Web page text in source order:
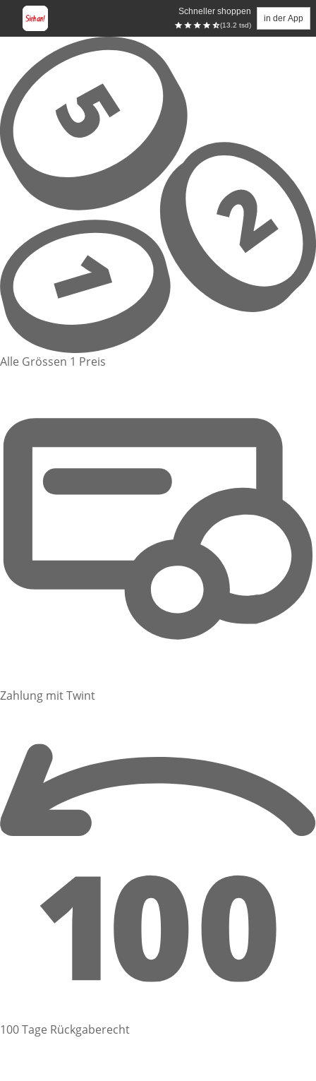
Schneller shoppen
(13.2 tsd)
in der App
Zum Hauptinhalt springen
Alle Grössen 1 Preis
Zahlung mit Twint
100 Tage Rückgaberecht